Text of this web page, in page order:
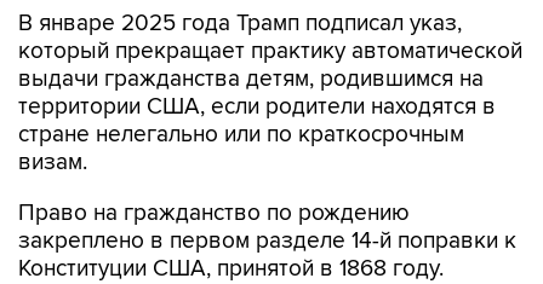
В январе 2025 года Трамп подписал указ,
который прекращает практику автоматической
выдачи гражданства детям, родившимся на
территории США, если родители находятся в
стране нелегально или по краткосрочным
визам.
Право на гражданство по рождению
закреплено в первом разделе 14-й поправки к
Конституции США, принятой в 1868 году.